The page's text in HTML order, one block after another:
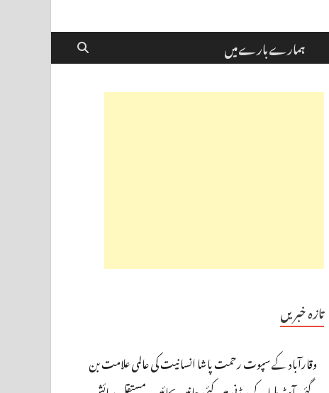
ہمارے بارے میں
تازہ خبریں
وقارآباد کے سپوت رحمت پاشا انسانیت کی عالمی علامت بن